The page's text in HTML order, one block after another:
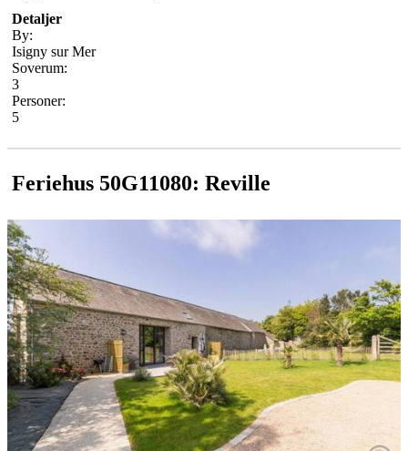
Detaljer
By:
Isigny sur Mer
Soverum:
3
Personer:
5
Feriehus 50G11080: Reville